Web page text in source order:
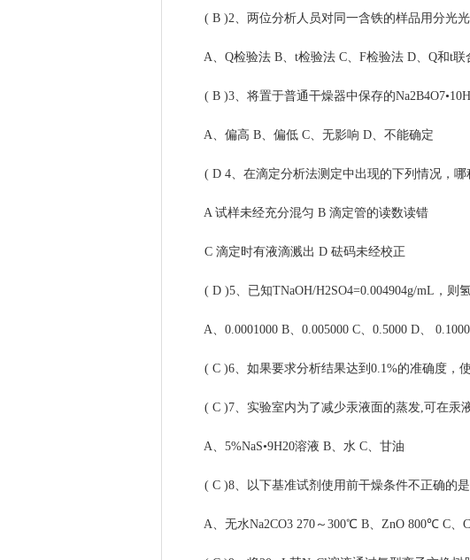
( B )2、两位分析人员对同一含铁的样品用分光光
A、Q检验法 B、t检验法 C、F检验法 D、Q和t联
( B )3、将置于普通干燥器中保存的
A、偏高 B、偏低 C、无影响 D、不能确定
( D 4、在滴定分析法测定中出现的下列情况，哪
A 试样未经充分混匀 B 滴定管的读数读错
C 滴定时有液滴溅出 D 砝码未经校正
( D )5、已知TNaOH/H2SO4=0.004904g/mL，则
A、0.0001000 B、0.005000 C、0.5000 D、 0.1000
( C )6、如果要求分析结果达到0.1%的准确度，
( C )7、实验室内为了减少汞液面的蒸发,可在汞
A、5%NaS•9H20溶液 B、水 C、甘油
( C )8、以下基准试剂使用前干燥条件不正确的
A、无水Na2CO3 270～300℃ B、ZnO 800℃ C、